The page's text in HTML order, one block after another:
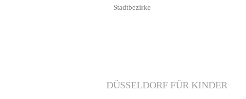
Stadtbezirke
DÜSSELDORF FÜR KINDER